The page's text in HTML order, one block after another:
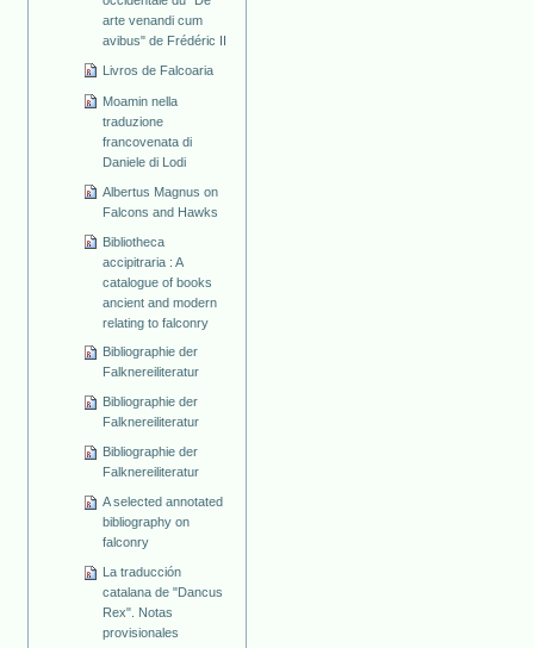
arte venandi cum
avibus" de Frédéric II
Livros de Falcoaria
Moamin nella
traduzione
francovenata di
Daniele di Lodi
Albertus Magnus on
Falcons and Hawks
Bibliotheca
accipitraria : A
catalogue of books
ancient and modern
relating to falconry
Bibliographie der
Falknereiliteratur
Bibliographie der
Falknereiliteratur
Bibliographie der
Falknereiliteratur
A selected annotated
bibliography on
falconry
La traducción
catalana de "Dancus
Rex". Notas
provisionales